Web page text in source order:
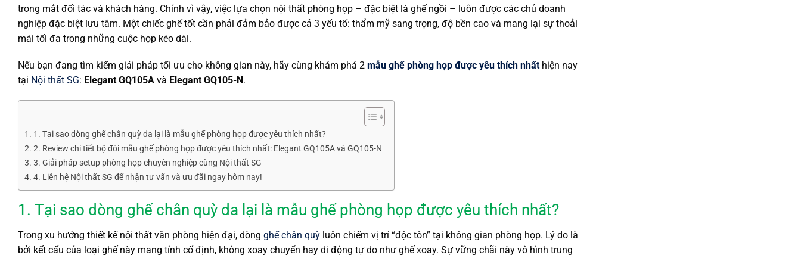
trong mắt đối tác và khách hàng. Chính vì vậy, việc lựa chọn nội thất phòng họp – đặc biệt là ghế ngồi – luôn được các chủ doanh
nghiệp đặc biệt lưu tâm. Một chiếc ghế tốt cần phải đảm bảo được cả 3 yếu tố: thẩm mỹ sang trọng, độ bền cao và mang lại sự thoải
mái tối đa trong những cuộc họp kéo dài.
Nếu bạn đang tìm kiếm giải pháp tối ưu cho không gian này, hãy cùng khám phá 2 mẫu ghế phòng họp được yêu thích nhất hiện nay
tại Nội thất SG: Elegant GQ105A và Elegant GQ105-N .
1. Tại sao dòng ghế chân quỳ da lại là mẫu ghế phòng họp được yêu thích nhất?
2. Review chi tiết bộ đôi mẫu ghế phòng họp được yêu thích nhất: Elegant GQ105A và GQ105-N
3. Giải pháp setup phòng họp chuyên nghiệp cùng Nội thất SG
4. Liên hệ Nội thất SG để nhận tư vấn và ưu đãi ngay hôm nay!
1. Tại sao dòng ghế chân quỳ da lại là mẫu ghế phòng họp được yêu thích nhất?
Trong xu hướng thiết kế nội thất văn phòng hiện đại, dòng ghế chân quỳ luôn chiếm vị trí “độc tôn” tại không gian phòng họp. Lý do là
bởi kết cấu của loại ghế này mang tính cố định, không xoay chuyển hay di động tự do như ghế xoay. Sự vững chãi này vô hình trung